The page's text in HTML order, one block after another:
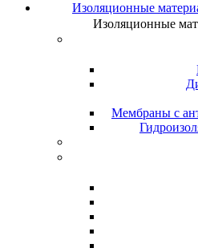
Изоляционные
Изоляционные
Мембраны с